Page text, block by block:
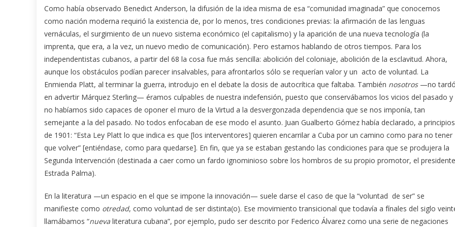
Como había observado Benedict Anderson, la difusión de la idea misma de esa “comunidad imaginada” que conocemos
como nación moderna requirió la existencia de, por lo menos, tres condiciones previas: la afirmación de las lenguas
vernáculas, el surgimiento de un nuevo sistema económico (el capitalismo) y la aparición de una nueva tecnología (la
imprenta, que era, a la vez, un nuevo medio de comunicación). Pero estamos hablando de otros tiempos. Para los
independentistas cubanos, a partir del 68 la cosa fue más sencilla: abolición del coloniaje, abolición de la esclavitud. Ahora,
aunque los obstáculos podían parecer insalvables, para afrontarlos sólo se requerían valor y un acto de voluntad. La
Enmienda Platt, al terminar la guerra, introdujo en el debate la dosis de autocrítica que faltaba. También nosotros—no
en advertir Márquez Sterling— éramos culpables de nuestra indefensión, puesto que conservábamos los vicios del pasado y
no habíamos sido capaces de oponer el muro de la Virtud a la desvergonzada dependencia que se nos imponía, tan
semejante a la del pasado. No todos enfocaban de ese modo el asunto. Juan Gualberto Gómez había declarado, a principios
de 1901: “Esta Ley Platt lo que indica es que [los interventores] quieren encarrilar a Cuba por un camino como para no tener
que volver” [entiéndase, como para quedarse]. En fin, que ya se estaban gestando las condiciones para que se produjera la
Segunda Intervención (destinada a caer como un fardo ignominioso sobre los hombros de su propio promotor, el presidente
Estrada Palma).
En la literatura —un espacio en el que se impone la innovación— suele darse el caso de que la “voluntad de ser” se
manifieste como otredad, como voluntad de ser distinta(o). Ese movimiento transicional que todavía a fínales del siglo
llamábamos “nueva literatura cubana”, por ejemplo, pudo ser descrito por Federico Álvarez como una serie de negaciones